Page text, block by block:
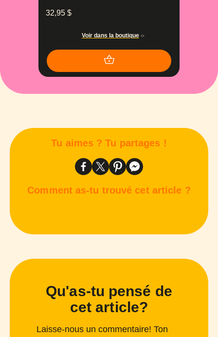
32,95 $
Voir dans la boutique
Tu aimes ? Tu partages !
Comment as-tu trouvé cet article ?
Qu'as-tu pensé de
cet article?
Laisse-nous un commentaire! Ton